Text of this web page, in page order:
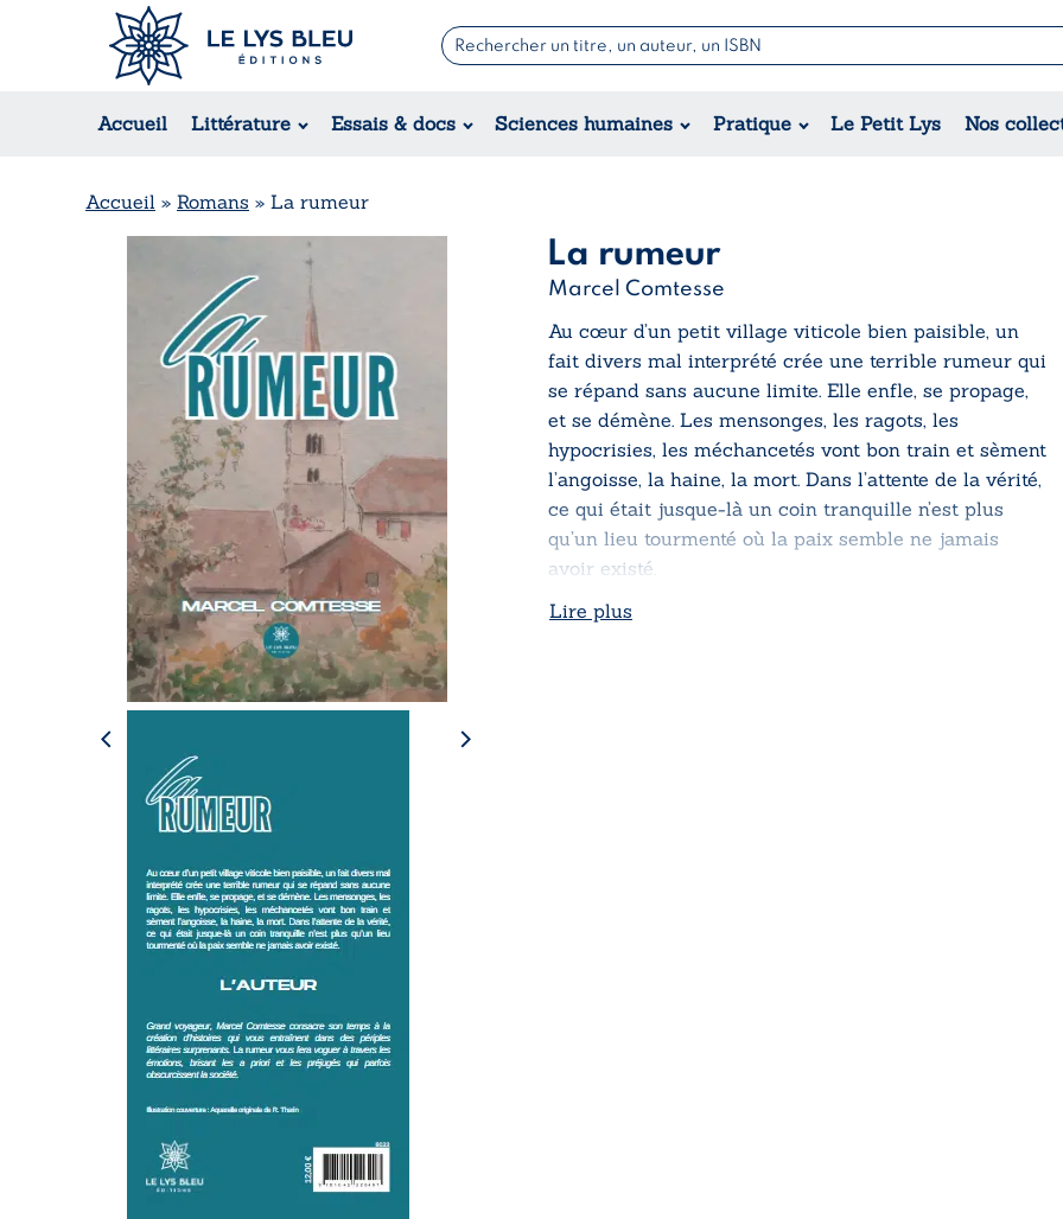
Accueil Littérature Essais & docs Sciences humaines Pratique Le Petit Lys Nos
Romans
Suspense / Thriller / Policier
Romance
Jeunesse
Théâtre
Accueil » Romans » La rumeur
La rumeur
Marcel Comtesse
Au cœur d’un petit village viticole bien paisible, un
fait divers mal interprété crée une terrible rumeur qui
se répand sans aucune limite. Elle enfle, se propage,
et se démène. Les mensonges, les ragots, les
hypocrisies, les méchancetés vont bon train et sèment
l’angoisse, la haine, la mort. Dans l’attente de la vérité,
ce qui était jusque-là un coin tranquille n’est plus
qu’un lieu tourmenté où la paix semble ne jamais
avoir existé.
Lire plus